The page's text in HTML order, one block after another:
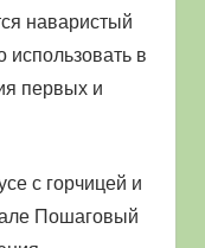
наваристый
в
первых и